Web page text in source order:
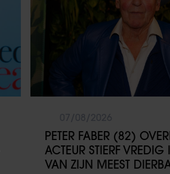
PETER FABER (82)
ACTEUR STIERF
VAN ZIJN MEEST